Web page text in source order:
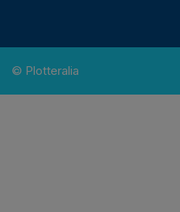
© Plotteralia